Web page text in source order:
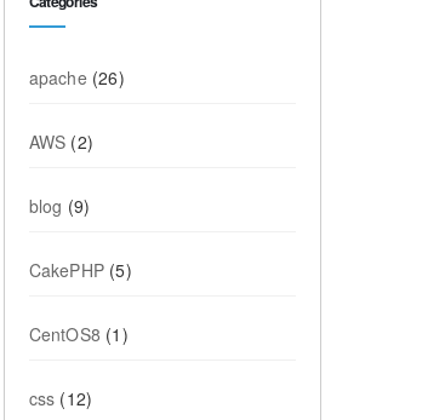
apache (26)
AWS (2)
blog (9)
CakePHP(5)
CentOS8 (1)
css (12)